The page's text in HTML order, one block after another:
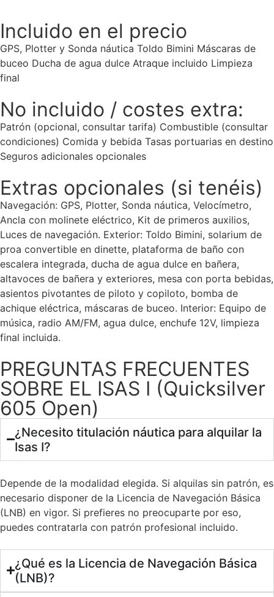
Incluido en el precio
GPS, Plotter y Sonda náutica Toldo Bimini Máscaras de
buceo Ducha de agua dulce Atraque incluido Limpieza
final
No incluido / costes extra:
Patrón (opcional, consultar tarifa) Combustible (consultar
condiciones) Comida y bebida Tasas portuarias en destino
Seguros adicionales opcionales
Extras opcionales (si tenéis)
Navegación: GPS, Plotter, Sonda náutica, Velocímetro,
Ancla con molinete eléctrico, Kit de primeros auxilios,
Luces de navegación. Exterior: Toldo Bimini, solarium de
proa convertible en dinette, plataforma de baño con
escalera integrada, ducha de agua dulce en bañera,
altavoces de bañera y exteriores, mesa con porta bebidas,
asientos pivotantes de piloto y copiloto, bomba de
achique eléctrica, máscaras de buceo. Interior: Equipo de
música, radio AM/FM, agua dulce, enchufe 12V, limpieza
final incluida.
PREGUNTAS FRECUENTES
SOBRE EL ISAS I (Quicksilver
605 Open)
¿Necesito titulación náutica para alquilar la
Isas I?
Depende de la modalidad elegida. Si alquilas sin patrón, es
necesario disponer de la Licencia de Navegación Básica
(LNB) en vigor. Si prefieres no preocuparte por eso,
puedes contratarla con patrón profesional incluido.
¿Qué es la Licencia de Navegación Básica
(LNB)?